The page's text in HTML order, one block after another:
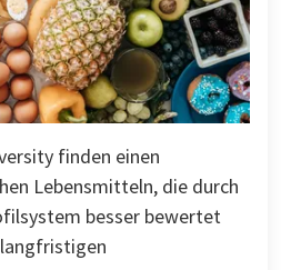
finden einen
Lebensmitteln, die durch
besser bewertet